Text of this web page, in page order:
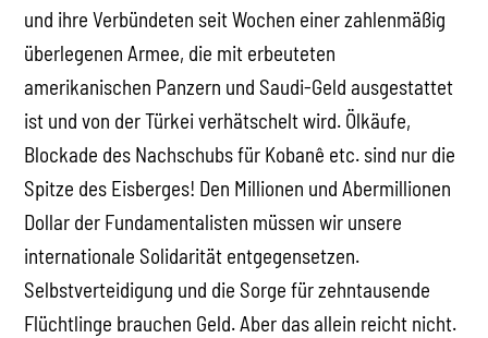
und ihre Verbündeten seit Wochen einer zahlenmäßig
überlegenen Armee, die mit erbeuteten
amerikanischen Panzern und Saudi-Geld ausgestattet
ist und von der Türkei verhätschelt wird. Ölkäufe,
Blockade des Nachschubs für Kobanê etc. sind nur die
Spitze des Eisberges! Den Millionen und Abermillionen
Dollar der Fundamentalisten müssen wir unsere
internationale Solidarität entgegensetzen.
Selbstverteidigung und die Sorge für zehntausende
Flüchtlinge brauchen Geld. Aber das allein reicht nicht.